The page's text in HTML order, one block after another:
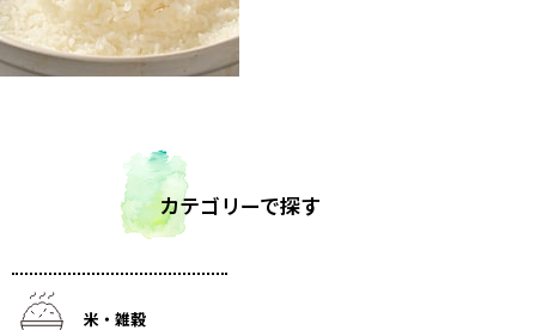
カテゴリーで探す
米・雑穀